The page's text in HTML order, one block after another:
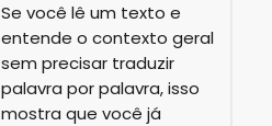
Se você lê um texto e
entende o contexto geral
sem precisar traduzir
palavra por palavra, isso
mostra que você já